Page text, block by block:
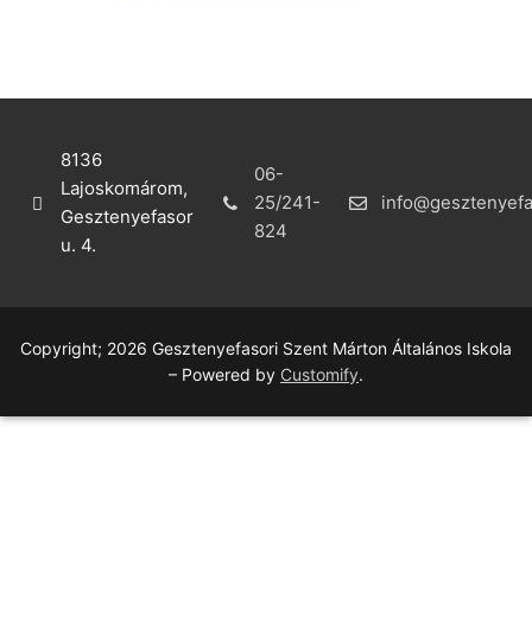
8136
Lajoskomárom,
Gesztenyefasor
u. 4.
06-
25/241-
824
Copyright; 2026 Gesztenyefasori Szent Márton Általános Iskola
– Powered by Customify.